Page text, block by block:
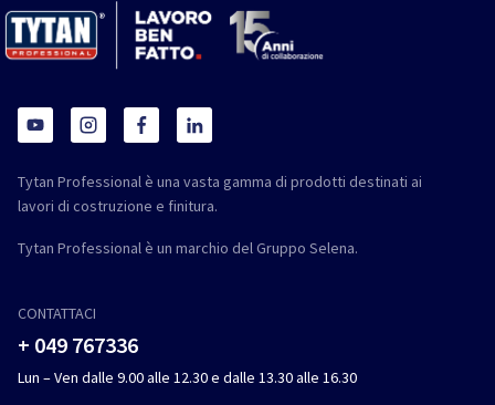
Tytan Professional è una vasta gamma di prodotti destinati ai
lavori di costruzione e finitura.
Tytan Professional è un marchio del Gruppo Selena.
CONTATTACI
+ 049 767336
Lun – Ven dalle 9.00 alle 12.30 e dalle 13.30 alle 16.30